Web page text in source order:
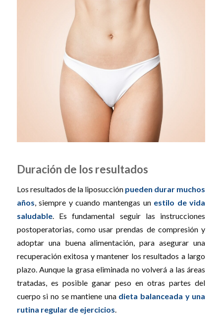
Duración de los resultados
Los resultados de la liposucción pueden durar muchos
años, siempre y cuando mantengas un estilo de vida
saludable. Es fundamental seguir las instrucciones
postoperatorias, como usar prendas de compresión y
adoptar una buena alimentación, para asegurar una
recuperación exitosa y mantener los resultados a largo
plazo. Aunque la grasa eliminada no volverá a las áreas
tratadas, es posible ganar peso en otras partes del
cuerpo si no se mantiene una dieta balanceada y una
rutina regular de ejercicios.